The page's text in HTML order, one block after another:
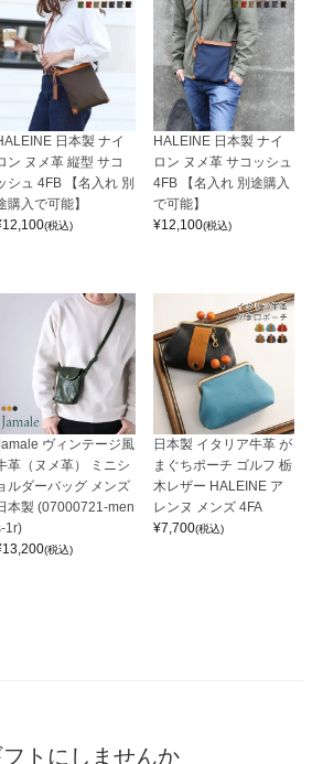
日本製 ナイ
ン ヌメ革 縦型 サコ
シュ 4FB 【名入れ 別
購入で可能】
12,100(税込)
HALEINE 日本製 ナイ
ロン ヌメ革 サコッシュ
4FB 【名入れ 別途購入
で可能】
¥12,100(税込)
ヴィンテージ風
革（ヌメ革） ミニシ
ルダーバッグ メンズ
本製 (07000721-men
1r)
13,200(税込)
日本製 イタリア牛革 が
まぐちポーチ ゴルフ 栃
木レザー HALEINE ア
レンヌ メンズ 4FA
¥7,700(税込)
トにしませんか